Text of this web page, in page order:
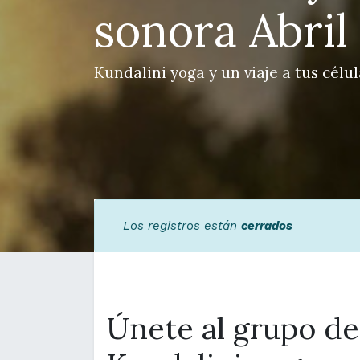
sonora Abril
Kundalini yoga y un viaje a tus
Los registros están cerrados
Únete al grupo de